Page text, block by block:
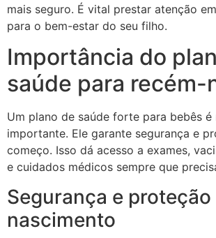
mais seguro. É vital prestar atenção
para o bem-estar do seu filho.
Importância do
saúde para recém-
Um plano de saúde forte para bebês é
importante. Ele garante segurança e
começo. Isso dá acesso a exames,
e cuidados médicos sempre que
Segurança e
nascimento